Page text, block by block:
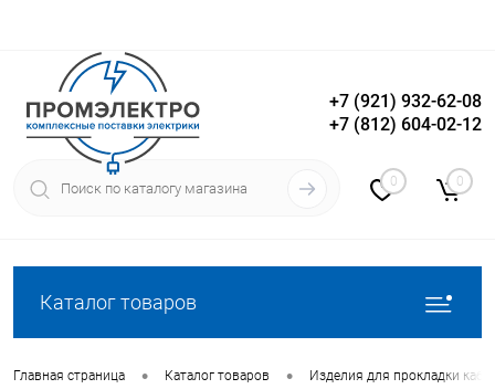
Вход Регистрация
+7 (921) 932-62-08
+7 (812) 604-02-12
0 0
Каталог товаров
Главная страница • Каталог товаров • Изделия для прокладки